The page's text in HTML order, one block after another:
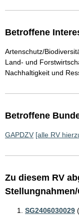
Betroffene
Artenschutz/
Land- und
Nachhaltigkeit und
Betroffene
GAPDZV [alle RV
Zu diesem RV
SG2406030029 (